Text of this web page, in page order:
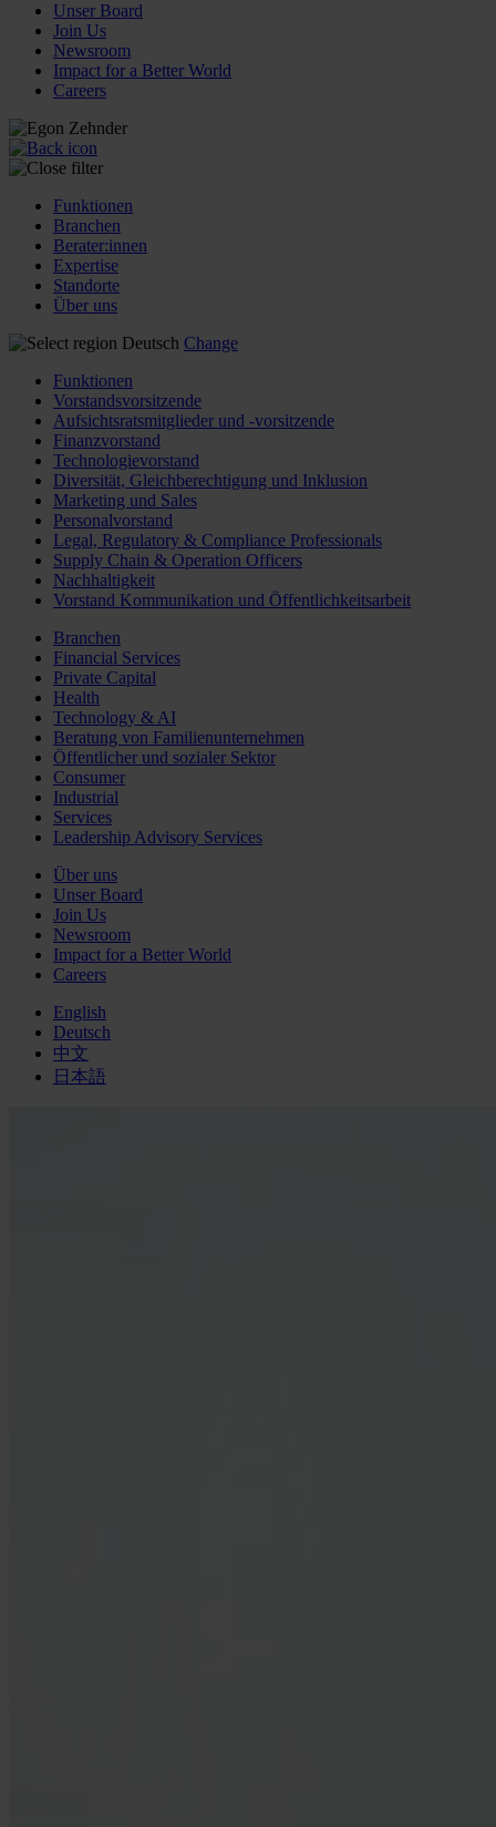
Unser Board
Join Us
Newsroom
Impact for a Better World
Careers
Funktionen
Branchen
Berater:innen
Expertise
Standorte
Über uns
Deutsch Change
Funktionen
Vorstandsvorsitzende
Aufsichtsratsmitglieder und -vorsitzende
Finanzvorstand
Technologievorstand
Diversität, Gleichberechtigung und Inklusion
Marketing und Sales
Personalvorstand
Legal, Regulatory & Compliance Professionals
Supply Chain & Operation Officers
Nachhaltigkeit
Vorstand Kommunikation und Öffentlichkeitsarbeit
Branchen
Financial Services
Private Capital
Health
Technology & AI
Beratung von Familienunternehmen
Öffentlicher und sozialer Sektor
Consumer
Industrial
Services
Leadership Advisory Services
Über uns
Unser Board
Join Us
Newsroom
Impact for a Better World
Careers
English
Deutsch
中文
日本語